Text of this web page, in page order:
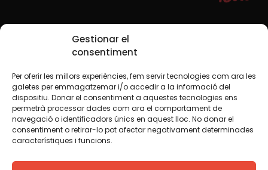
Gestionar el
consentiment
Per oferir les millors experiències, fem servir tecnologies com ara les
galetes per emmagatzemar i/o accedir a la informació del
dispositiu. Donar el consentiment a aquestes tecnologies ens
permetrà processar dades com ara el comportament de
navegació o identificadors únics en aquest lloc. No donar el
consentiment o retirar-lo pot afectar negativament determinades
característiques i funcions.
Xarxes Socials
TWT YTB IG FB IN
Avís legalPolítica de cookies
Creiem que el coneixement s’ha de compartir. Per això